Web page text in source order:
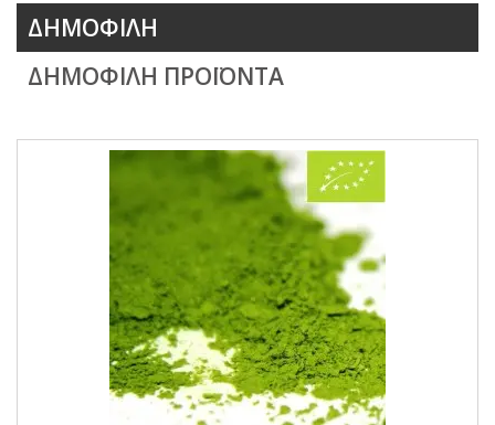
ΔΗΜΟΦΙΛΉ
ΔΗΜΟΦΙΛΉ ΠΡΟΪΌΝΤΑ